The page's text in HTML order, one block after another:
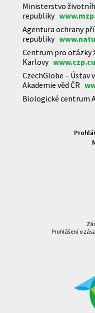
Ministerstvo
republiky
Agentura ochrany
republiky
Centrum pro
Karlovy
CzechGlobe –
Akademie věd ČR
Biologické centrum
Prohlášení o